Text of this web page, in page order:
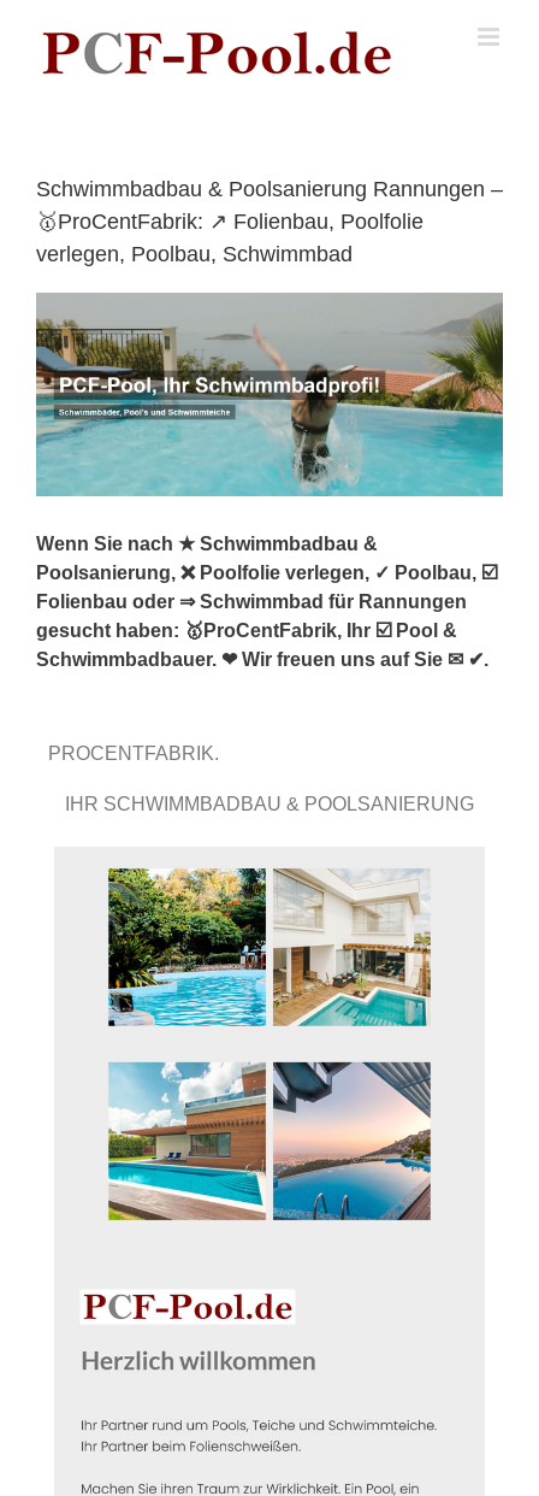
content
Schwimmbadbau & Poolsanierung Rannungen –
🥇ProCentFabrik: ↗️ Folienbau, Poolfolie
verlegen, Poolbau, Schwimmbad
Wenn Sie nach ★ Schwimmbadbau &
Poolsanierung, ❌ Poolfolie verlegen, ✓ Poolbau, ☑️
Folienbau oder ⇒ Schwimmbad für Rannungen
gesucht haben: 🥇ProCentFabrik, Ihr ☑️ Pool &
Schwimmbadbauer. ❤ Wir freuen uns auf Sie ✉ ✔.
PROCENTFABRIK.
IHR SCHWIMMBADBAU & POOLSANIERUNG